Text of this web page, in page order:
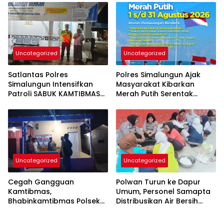
Karhutla
Uncategorized
Satlantas Polres
Simalungun Intensifkan
Patroli SABUK KAMTIBMAS
Uncategorized
Polres Simalungun Ajak
Masyarakat Kibarkan
Merah Putih Serentak
Uncategorized
Cegah Gangguan
Kamtibmas,
Bhabinkamtibmas Polsek
Uncategorized
Polwan Turun ke Dapur
Umum, Personel Samapta
Distribusikan Air Bersih